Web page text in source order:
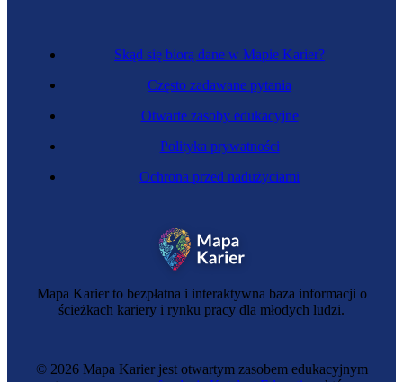
Inżynier automatyki i robotyki
Mapa Karier to bezpłatna i interaktywna baza informacji o
ścieżkach kariery i rynku pracy dla młodych ludzi.
Skąd się biorą dane w Mapie Karier?
Często zadawane pytania
Otwarte zasoby edukacyjne
Polityka prywatności
Ochrona przed nadużyciami
© 2026 Mapa Karier jest otwartym zasobem edukacyjnym